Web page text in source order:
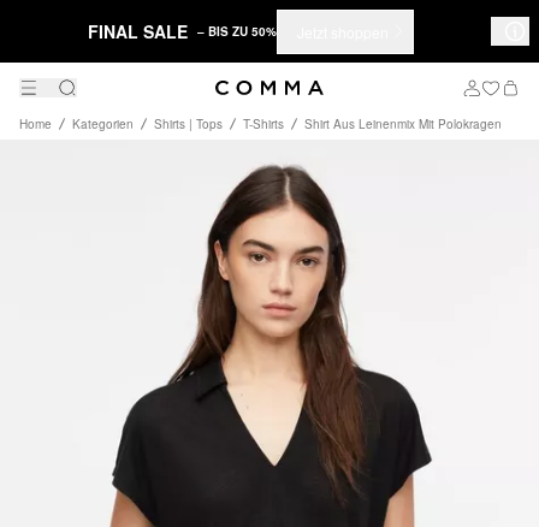
FINAL SALE – BIS ZU 50%
Home Kategorien Shirts | Tops T-Shirts Shirt Aus Leinenmix Mit Polokragen